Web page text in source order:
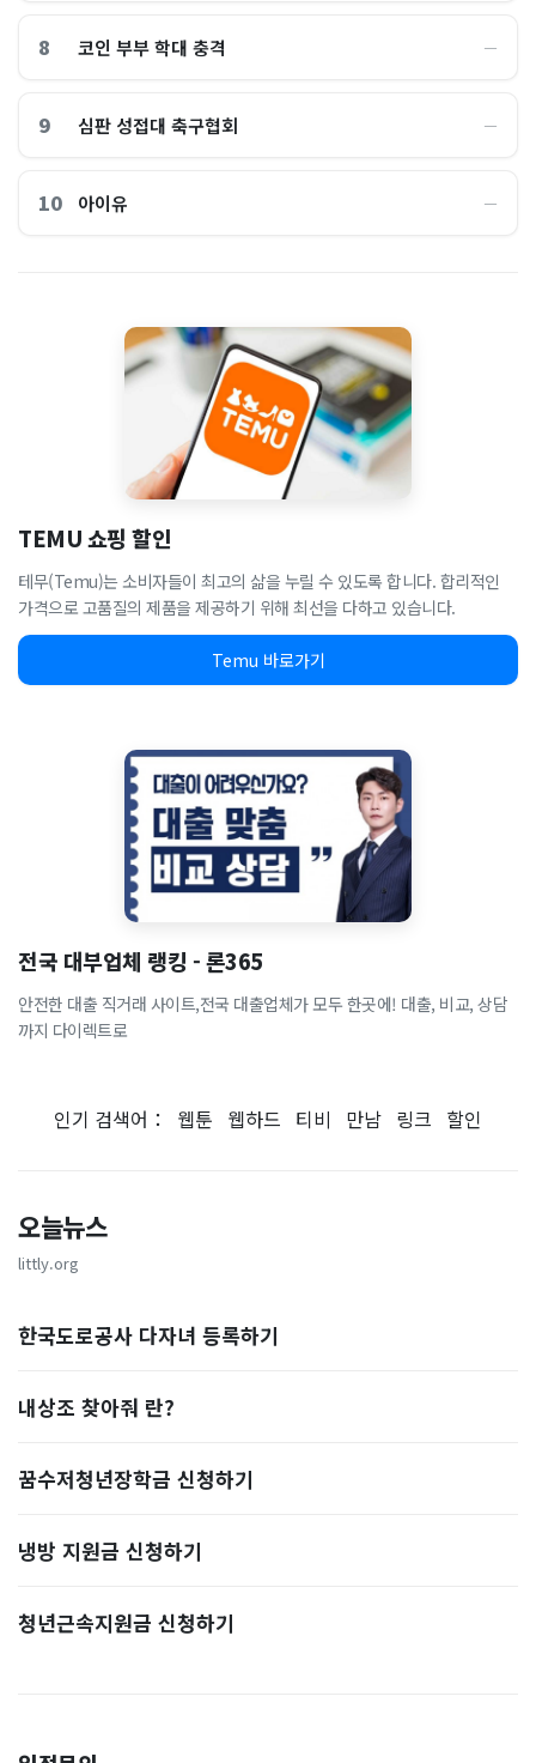
8 코인 부부 학대 충격 ―
9 심판 성접대 축구협회 ―
10 아이유 ―
TEMU 쇼핑 할인
테무(Temu)는 소비자들이 최고의 삶을 누릴 수 있도록 합니다. 합리적인
가격으로 고품질의 제품을 제공하기 위해 최선을 다하고 있습니다.
Temu 바로가기
전국 대부업체 랭킹 - 론365
안전한 대출 직거래 사이트,전국 대출업체가 모두 한곳에! 대출, 비교, 상담
까지 다이렉트로
인기 검색어： 웹툰 웹하드 티비 만남 링크 할인
오늘뉴스
littly.org
한국도로공사 다자녀 등록하기
내상조 찾아줘 란?
꿈수저청년장학금 신청하기
냉방 지원금 신청하기
청년근속지원금 신청하기